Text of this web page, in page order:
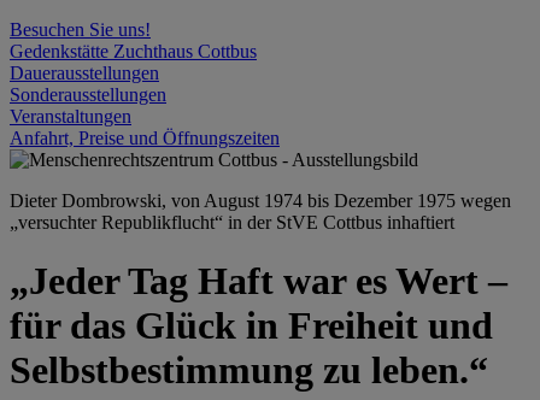
Besuchen Sie uns!
Gedenkstätte Zuchthaus Cottbus
Dauerausstellungen
Sonderausstellungen
Veranstaltungen
Anfahrt, Preise und Öffnungszeiten
Dieter Dombrowski, von August 1974 bis Dezember 1975 wegen
„versuchter Republikflucht“ in der StVE Cottbus inhaftiert
„Jeder Tag Haft war es Wert –
für das Glück in Freiheit und
Selbstbestimmung zu leben.“